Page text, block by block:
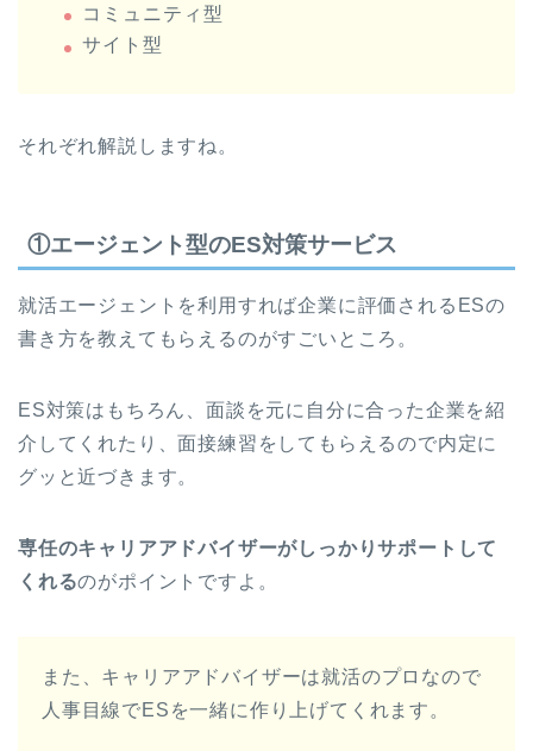
コミュニティ型
サイト型
それぞれ解説しますね。
①エージェント型のES対策サービス
就活エージェントを利用すれば企業に評価されるESの
書き方を教えてもらえるのがすごいところ。
ES対策はもちろん、面談を元に自分に合った企業を紹
介してくれたり、面接練習をしてもらえるので内定に
グッと近づきます。
専任のキャリアアドバイザーがしっかりサポートして
くれるのがポイントですよ。
また、キャリアアドバイザーは就活のプロなので
人事目線でESを一緒に作り上げてくれます。